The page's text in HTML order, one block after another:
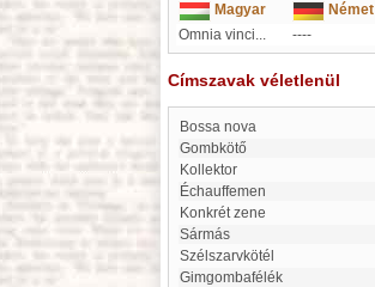
Magyar
Német
Omnia vinci...
----
Címszavak véletlenül
bossa nova
Gombkötő
kollektor
échauffemen
konkrét zene
Sármás
Szélszarvkötél
Gimgombafélék